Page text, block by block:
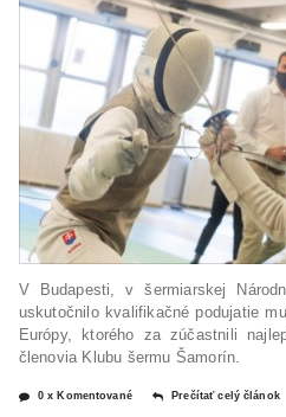
V Budapesti, v šermiarskej
uskutočnilo kvalifikačné podujatie
Európy, ktorého za zúčastnili
členovia Klubu šermu Šamorín.
0 x Komentované Prečítať celý článok